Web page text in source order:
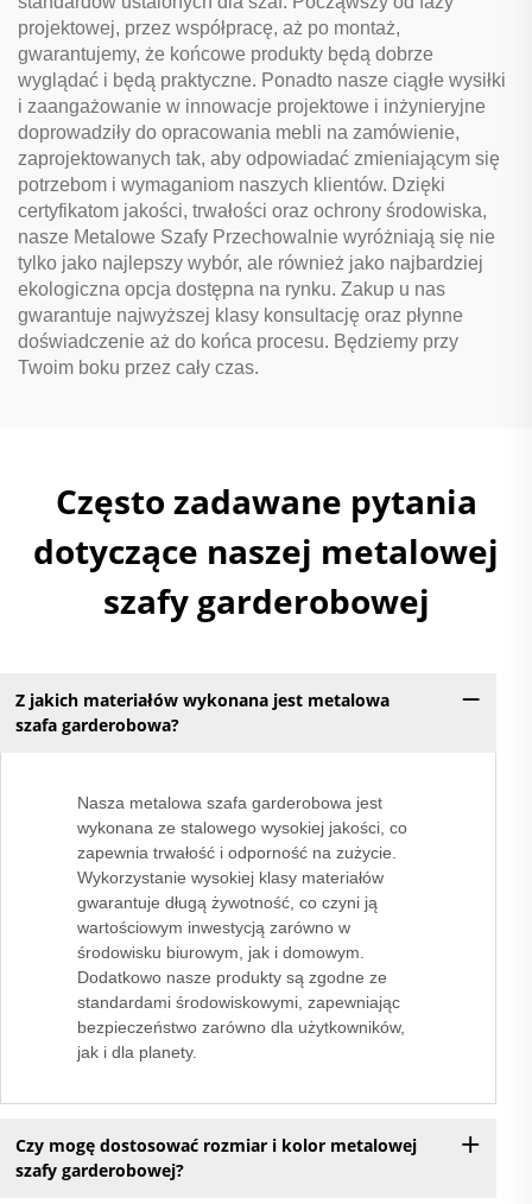
projektowej, przez współpracę, aż po montaż,
gwarantujemy, że końcowe produkty będą dobrze
wyglądać i będą praktyczne. Ponadto nasze ciągłe wysiłki
i zaangażowanie w innowacje projektowe i inżynieryjne
doprowadziły do opracowania mebli na zamówienie,
zaprojektowanych tak, aby odpowiadać zmieniającym się
potrzebom i wymaganiom naszych klientów. Dzięki
certyfikatom jakości, trwałości oraz ochrony środowiska,
nasze Metalowe Szafy Przechowalnie wyróżniają się nie
tylko jako najlepszy wybór, ale również jako najbardziej
ekologiczna opcja dostępna na rynku. Zakup u nas
gwarantuje najwyższej klasy konsultację oraz płynne
doświadczenie aż do końca procesu. Będziemy przy
Twoim boku przez cały czas.
Często zadawane pytania
dotyczące naszej metalowej
szafy garderobowej
Z jakich materiałów wykonana jest metalowa
szafa garderobowa?
Nasza metalowa szafa garderobowa jest
wykonana ze stalowego wysokiej jakości, co
zapewnia trwałość i odporność na zużycie.
Wykorzystanie wysokiej klasy materiałów
gwarantuje długą żywotność, co czyni ją
wartościowym inwestycją zarówno w
środowisku biurowym, jak i domowym.
Dodatkowo nasze produkty są zgodne ze
standardami środowiskowymi, zapewniając
bezpieczeństwo zarówno dla użytkowników,
jak i dla planety.
Czy mogę dostosować rozmiar i kolor metalowej
szafy garderobowej?